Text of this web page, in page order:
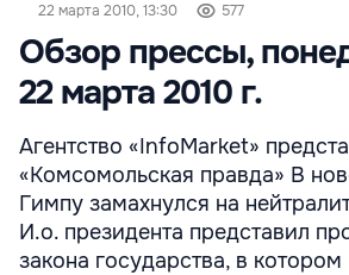
22 марта 2010, 13:30 577
Обзор прессы,
22 марта 2010 г.
Агентство «InfoMarket»
«Комсомольская правда» В
Гимпу замахнулся на
И.о. президента представил
закона государства, в